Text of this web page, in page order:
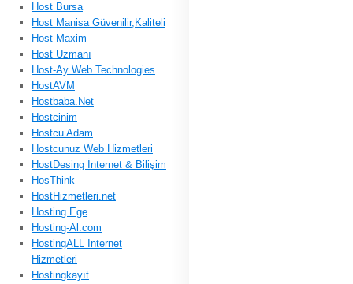
Host Bursa
Host Manisa Güvenilir,Kaliteli
Host Maxim
Host Uzmanı
Host-Ay Web Technologies
HostAVM
Hostbaba.Net
Hostcinim
Hostcu Adam
Hostcunuz Web Hizmetleri
HostDesing İnternet & Bilişim
HosThink
HostHizmetleri.net
Hosting Ege
Hosting-Al.com
HostingALL Internet
Hizmetleri
Hostingkayıt